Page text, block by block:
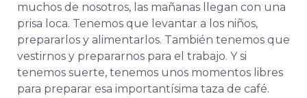
muchos de nosotros, las mañanas llegan con una
prisa loca. Tenemos que levantar a los niños,
prepararlos y alimentarlos. También tenemos que
vestirnos y prepararnos para el trabajo. Y si
tenemos suerte, tenemos unos momentos libres
para preparar esa importantísima taza de café.